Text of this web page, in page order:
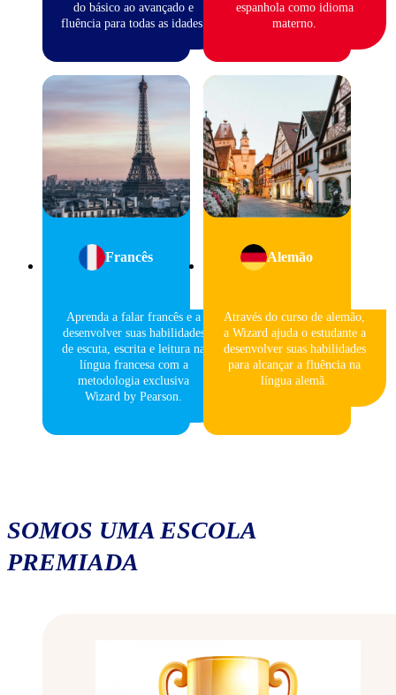
do básico ao avançado e
fluência para todas as idades.
espanhola como idioma
materno.
Francês
Aprenda a falar francês e a
desenvolver suas habilidades
de escuta, escrita e leitura na
língua francesa com a
metodologia exclusiva
Wizard by Pearson.
Alemão
Através do curso de alemão,
a Wizard ajuda o estudante a
desenvolver suas habilidades
para alcançar a fluência na
língua alemã.
SOMOS UMA ESCOLA
PREMIADA